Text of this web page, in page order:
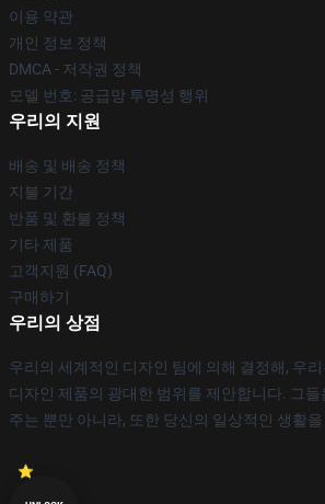
이용 약관
개인 정보 정책
DMCA - 저작권 정책
모델 번호: 공급망 투명성 행위
우리의 지원
배송 및 배송 정책
지불 기간
반품 및 환불 정책
기타 제품
고객지원 (FAQ)
구매하기
우리의 상점
우리의 세계적인 디자인 팀에 의해 결정해, 우
디자인 제품의 광대한 범위를 제안합니다. 그들
주는 뿐만 아니라, 또한 당신의 일상적인 생활을